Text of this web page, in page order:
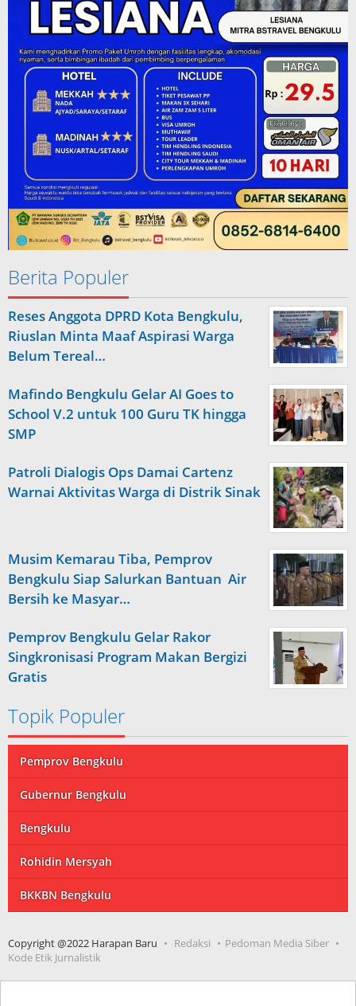
Berita Populer
Reses Anggota DPRD Kota Bengkulu,
Riuslan Minta Maaf Aspirasi Warga
Belum Tereal…
Mafindo Bengkulu Gelar AI Goes to
School V.2 untuk 100 Guru TK hingga
SMP
Patroli Dialogis Ops Damai Cartenz
Warnai Aktivitas Warga di Distrik Sinak
Musim Kemarau Tiba, Pemprov
Bengkulu Siap Salurkan Bantuan Air
Bersih ke Masyar…
Pemprov Bengkulu Gelar Rakor
Singkronisasi Program Makan Bergizi
Gratis
Topik Populer
Pemprov Bengkulu
Gubernur Bengkulu
Bengkulu
Rohidin Mersyah
BKKBN Bengkulu
Copyright @2022 Harapan Baru Redaksi
Pedoman Media Siber
Kode Etik Jurnalistik